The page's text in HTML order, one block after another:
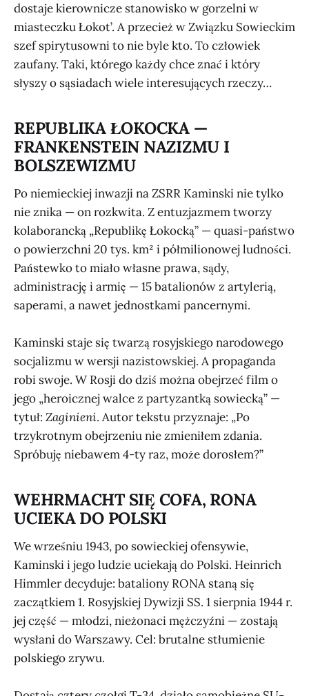
dostaje kierownicze stanowisko w gorzelni w
miasteczku Łokot’. A przecież w Związku Sowieckim
szef spirytusowni to nie byle kto. To człowiek
zaufany. Taki, którego każdy chce znać i który
słyszy o sąsiadach wiele interesujących rzeczy…
REPUBLIKA ŁOKOCKA —
FRANKENSTEIN NAZIZMU I
BOLSZEWIZMU
Po niemieckiej inwazji na ZSRR Kaminski nie tylko
nie znika — on rozkwita. Z entuzjazmem tworzy
kolaborancką „Republikę Łokocką” — quasi-państwo
o powierzchni 20 tys. km² i półmilionowej ludności.
Państewko to miało własne prawa, sądy,
administrację i armię — 15 batalionów z artylerią,
saperami, a nawet jednostkami pancernymi.
Kaminski staje się twarzą rosyjskiego narodowego
socjalizmu w wersji nazistowskiej. A propaganda
robi swoje. W Rosji do dziś można obejrzeć film o
jego „heroicznej walce z partyzantką sowiecką” —
tytuł: Zaginieni. Autor tekstu przyznaje: „Po
trzykrotnym obejrzeniu nie zmieniłem zdania.
Spróbuję niebawem 4-ty raz, może dorosłem?”
WEHRMACHT SIĘ COFA, RONA
UCIEKA DO POLSKI
We wrześniu 1943, po sowieckiej ofensywie,
Kaminski i jego ludzie uciekają do Polski. Heinrich
Himmler decyduje: bataliony RONA staną się
zaczątkiem 1. Rosyjskiej Dywizji SS. 1 sierpnia 1944 r.
jej część — młodzi, nieżonaci mężczyźni — zostają
wysłani do Warszawy. Cel: brutalne stłumienie
polskiego zrywu.